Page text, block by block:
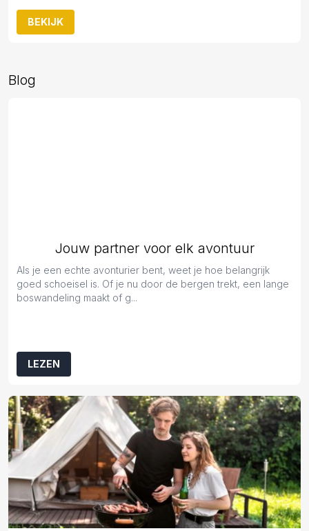
BEKIJK
Blog
Jouw partner voor elk avontuur
Als je een echte avonturier bent, weet je hoe belangrijk
goed schoeisel is. Of je nu door de bergen trekt, een lange
boswandeling maakt of g...
LEZEN